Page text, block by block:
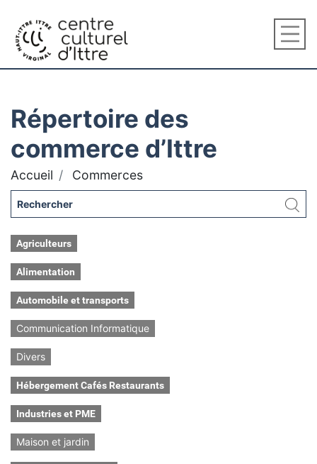
Répertoire des
commerce d’Ittre
Accueil Commerces
Agriculteurs
Alimentation
Automobile et transports
Communication Informatique
Divers
Hébergement Cafés Restaurants
Industries et PME
Maison et jardin